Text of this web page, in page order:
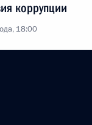
коррупции
18:00